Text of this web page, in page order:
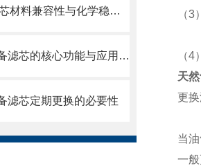
天然气脱水滤芯材料兼容性与化学稳定性
Veeco外延设备滤芯的核心功能与应用场景
滤芯定期更换的必要性
（
（
天
更
当
一